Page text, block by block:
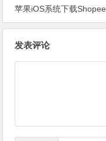
苹果iOS系统下载Shopee虾皮做跨境电商！
发表评论